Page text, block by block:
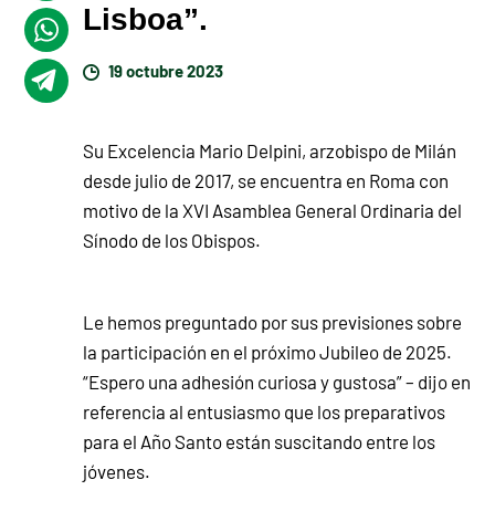
Lisboa”.
19 octubre 2023
Su Excelencia Mario Delpini, arzobispo de Milán
desde julio de 2017, se encuentra en Roma con
motivo de la XVI Asamblea General Ordinaria del
Sínodo de los Obispos.
Le hemos preguntado por sus previsiones sobre
la participación en el próximo Jubileo de 2025.
“Espero una adhesión curiosa y gustosa” – dijo en
referencia al entusiasmo que los preparativos
para el Año Santo están suscitando entre los
jóvenes.